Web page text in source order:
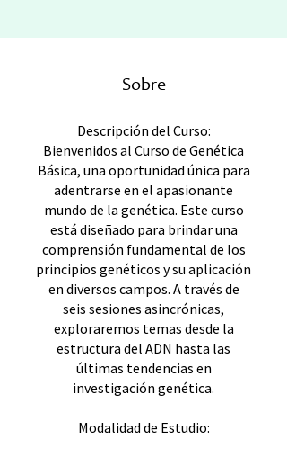
Sobre
Descripción del Curso:
Bienvenidos al Curso de Genética
Básica, una oportunidad única para
adentrarse en el apasionante
mundo de la genética. Este curso
está diseñado para brindar una
comprensión fundamental de los
principios genéticos y su aplicación
en diversos campos. A través de
seis sesiones asincrónicas,
exploraremos temas desde la
estructura del ADN hasta las
últimas tendencias en
investigación genética.
Modalidad de Estudio: